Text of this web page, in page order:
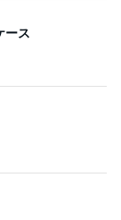
ース